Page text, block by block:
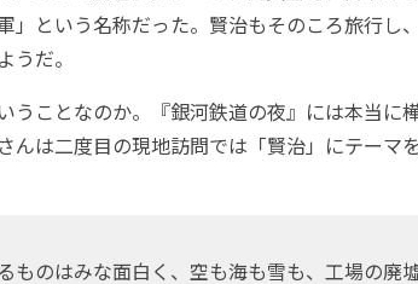
」という名称だった。賢治もそのころ旅行し
だ。
ことなのか。『銀河鉄道の夜』には本当に
んは二度目の現地訪問では「賢治」にテーマ
ものはみな面白く、空も海も雪も、工場の廃